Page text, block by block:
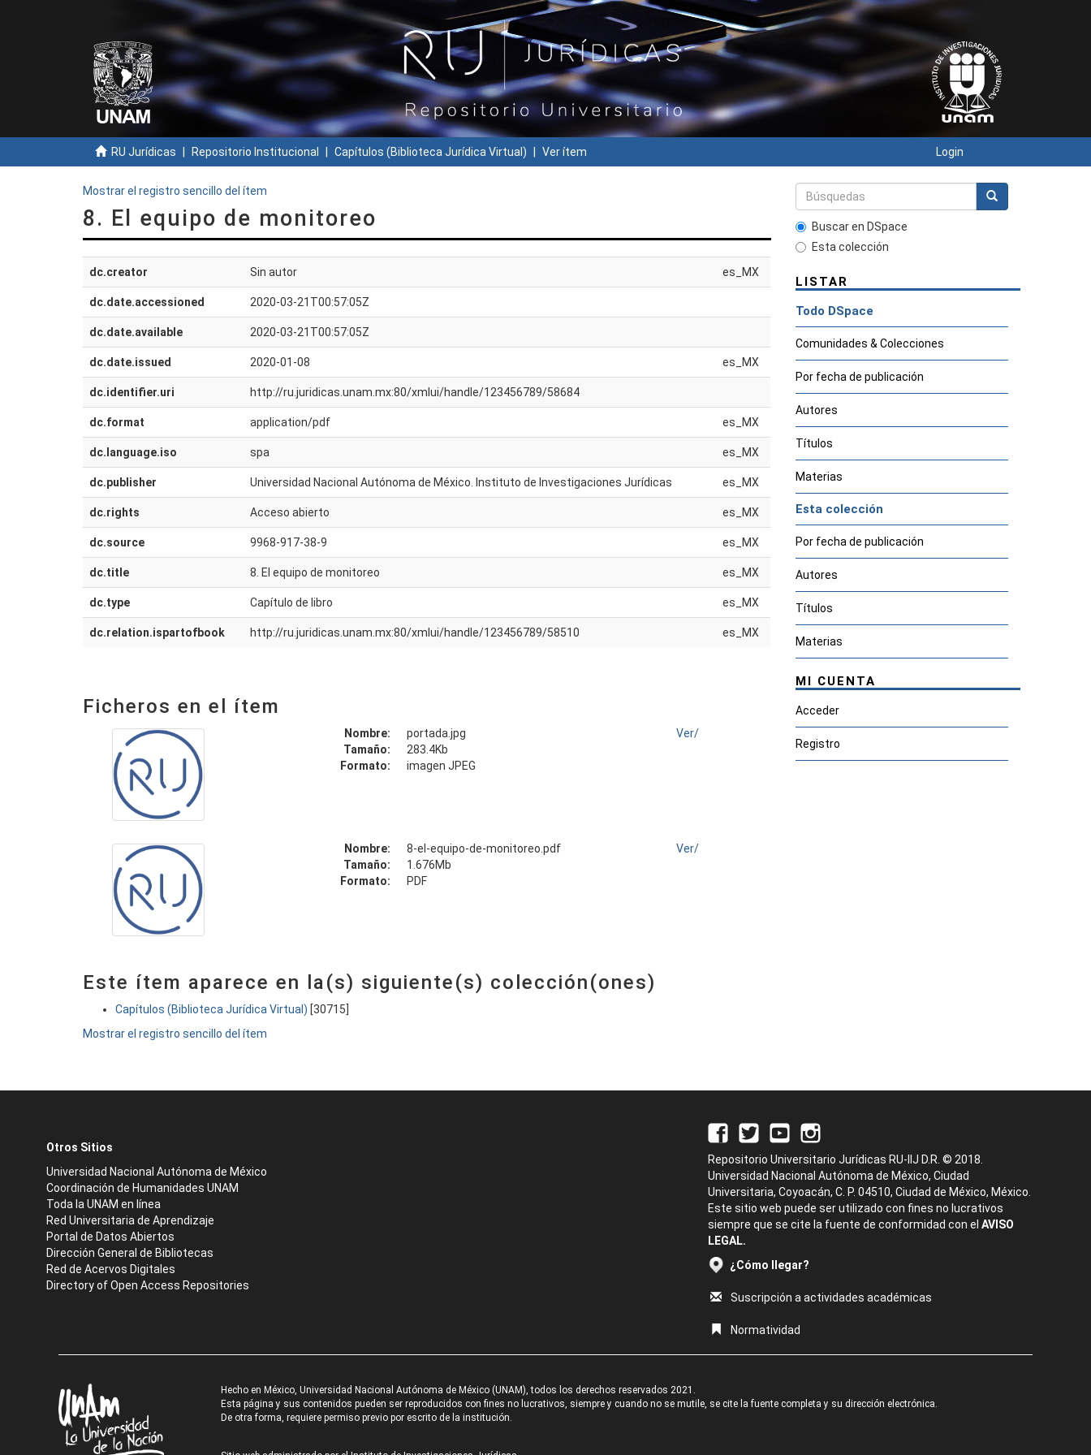
RU Jurídicas Repositorio Institucional Capítulos (Biblioteca Jurídica Virtual) Ver ítem Login
Mostrar el registro sencillo del ítem
8. El equipo de monitoreo
dc.creator Sin autor es_MX
dc.date.accessioned 2020-03-21T00:57:05Z
dc.date.available 2020-03-21T00:57:05Z
dc.date.issued 2020-01-08 es_MX
dc.identifier.uri http://ru.juridicas.unam.mx:80/xmlui/handle/123456789/58684
dc.format application/pdf es_MX
dc.language.iso spa es_MX
dc.publisher Universidad Nacional Autónoma de México. Instituto de Investigaciones Jurídicas es_MX
dc.rights Acceso abierto es_MX
dc.source 9968-917-38-9 es_MX
dc.title 8. El equipo de monitoreo es_MX
dc.type Capítulo de libro es_MX
dc.relation.ispartofbook http://ru.juridicas.unam.mx:80/xmlui/handle/123456789/58510 es_MX
Ficheros en el ítem
Nombre:
portada.jpg
Tamaño:
283.4Kb
Formato:
imagen JPEG
Ver/
Nombre:
8-el-equipo-de-monitoreo.pdf
Tamaño:
1.676Mb
Formato:
PDF
Ver/
Este ítem aparece en la(s) siguiente(s) colección(ones)
Capítulos (Biblioteca Jurídica Virtual) [30715]
Mostrar el registro sencillo del ítem
Buscar en DSpace
Esta colección
LISTAR
Todo DSpace
Comunidades & Colecciones
Por fecha de publicación
Autores
Títulos
Materias
Esta colección
Por fecha de publicación
Autores
Títulos
Materias
MI CUENTA
Acceder
Registro
Otros Sitios
Universidad Nacional Autónoma de México
Coordinación de Humanidades UNAM
Toda la UNAM en línea
Red Universitaria de Aprendizaje
Portal de Datos Abiertos
Dirección General de Bibliotecas
Red de Acervos Digitales
Directory of Open Access Repositories
Repositorio Universitario Jurídicas RU-IIJ D.R. © 2018.
Universidad Nacional Autónoma de México, Ciudad
Universitaria, Coyoacán, C. P. 04510, Ciudad de México, México.
Este sitio web puede ser utilizado con fines no lucrativos
siempre que se cite la fuente de conformidad con el AVISO
LEGAL.
¿Cómo llegar?
Suscripción a actividades académicas
Normatividad
Hecho en México, Universidad Nacional Autónoma de México (UNAM), todos los derechos reservados 2021.
Esta página y sus contenidos pueden ser reproducidos con fines no lucrativos, siempre y cuando no se mutile, se cite la fuente completa y su dirección electrónica.
De otra forma, requiere permiso previo por escrito de la institución.